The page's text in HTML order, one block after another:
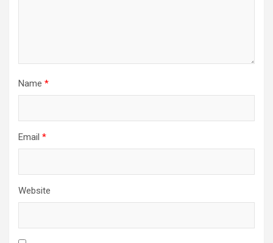
Name *
Email *
Website